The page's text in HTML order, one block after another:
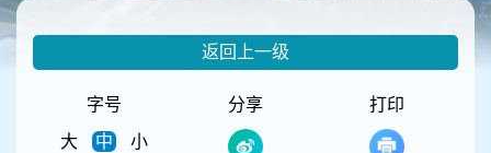
到
网
返回上一级
字号
大
中 小
分享 打印